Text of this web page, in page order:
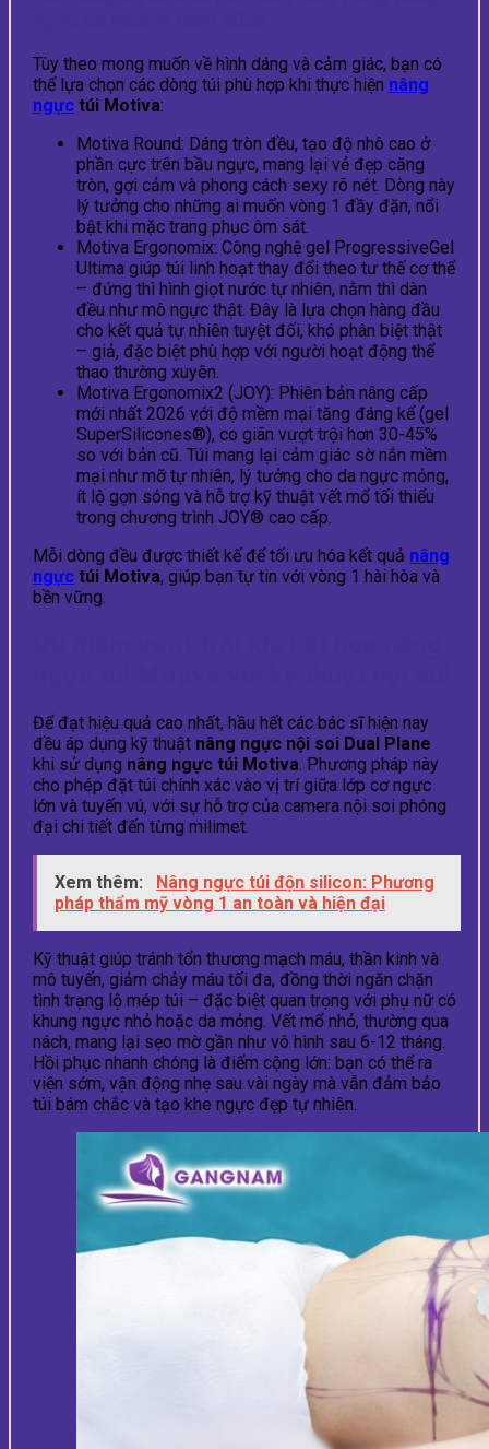
Tùy theo mong muốn về hình dáng và cảm giác, bạn có
thể lựa chọn các dòng túi phù hợp khi thực hiện nâng
ngực túi Motiva:
Motiva Round: Dáng tròn đều, tạo độ nhô cao ở
phần cực trên bầu ngực, mang lại vẻ đẹp căng
tròn, gợi cảm và phong cách sexy rõ nét. Dòng này
lý tưởng cho những ai muốn vòng 1 đầy đặn, nổi
bật khi mặc trang phục ôm sát.
Motiva Ergonomix: Công nghệ gel ProgressiveGel
Ultima giúp túi linh hoạt thay đổi theo tư thế cơ thể
– đứng thì hình giọt nước tự nhiên, nằm thì dàn
đều như mô ngực thật. Đây là lựa chọn hàng đầu
cho kết quả tự nhiên tuyệt đối, khó phân biệt thật
– giả, đặc biệt phù hợp với người hoạt động thể
thao thường xuyên.
Motiva Ergonomix2 (JOY): Phiên bản nâng cấp
mới nhất 2026 với độ mềm mại tăng đáng kể (gel
SuperSilicones®), co giãn vượt trội hơn 30-45%
so với bản cũ. Túi mang lại cảm giác sờ nắn mềm
mại như mỡ tự nhiên, lý tưởng cho da ngực mỏng,
ít lộ gợn sóng và hỗ trợ kỹ thuật vết mổ tối thiểu
trong chương trình JOY® cao cấp.
Mỗi dòng đều được thiết kế để tối ưu hóa kết quả nâng
ngực túi Motiva, giúp bạn tự tin với vòng 1 hài hòa và
bền vững.
Để đạt hiệu quả cao nhất, hầu hết các bác sĩ hiện nay
đều áp dụng kỹ thuật nâng ngực nội soi Dual Plane
khi sử dụng nâng ngực túi Motiva. Phương pháp này
cho phép đặt túi chính xác vào vị trí giữa lớp cơ ngực
lớn và tuyến vú, với sự hỗ trợ của camera nội soi phóng
đại chi tiết đến từng milimet.
Xem thêm:
Nâng ngực túi độn silicon: Phương
pháp thẩm mỹ vòng 1 an toàn và hiện đại
Kỹ thuật giúp tránh tổn thương mạch máu, thần kinh và
mô tuyến, giảm chảy máu tối đa, đồng thời ngăn chặn
tình trạng lộ mép túi – đặc biệt quan trọng với phụ nữ có
khung ngực nhỏ hoặc da mỏng. Vết mổ nhỏ, thường qua
nách, mang lại sẹo mờ gần như vô hình sau 6-12 tháng.
Hồi phục nhanh chóng là điểm cộng lớn: bạn có thể ra
viện sớm, vận động nhẹ sau vài ngày mà vẫn đảm bảo
túi bám chắc và tạo khe ngực đẹp tự nhiên.